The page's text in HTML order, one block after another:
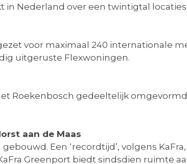
in Nederland over een twintigtal
voor maximaal 240 internationale
uitgeruste Flexwoningen.
Roekenbosch gedeeltelijk
aan de Maas
Een ‘recordtijd’, volgens
Greenport biedt sindsdien ruimte